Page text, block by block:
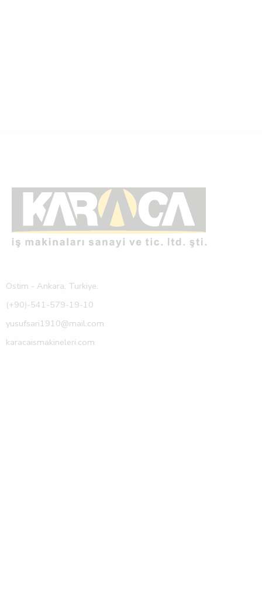
Ostim - Ankara, Turkiye.
(+90)-541-579-19-10
yusufsari1910@mail.com
karacaismakineleri.com